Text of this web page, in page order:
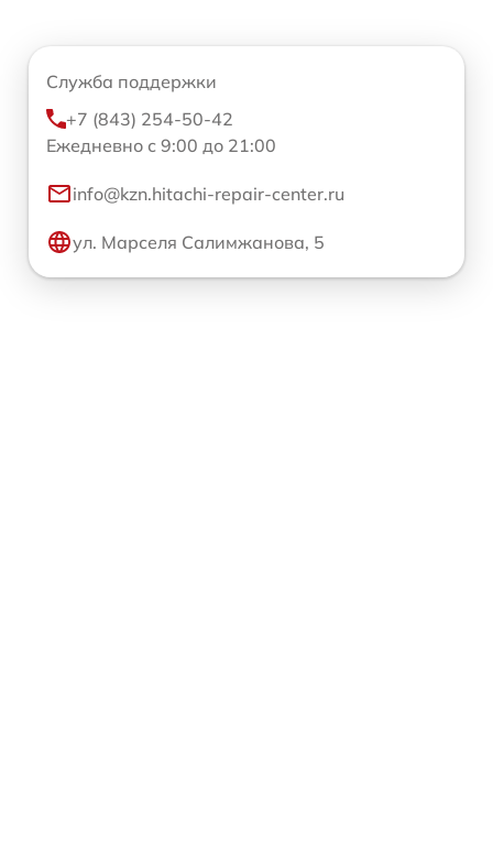
Служба поддержки
+7 (843) 254-50-42
Ежедневно с 9:00 до 21:00
info@kzn.hitachi-repair-center.ru
ул. Марселя Салимжанова, 5